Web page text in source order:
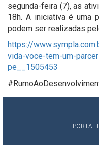
segunda-feira (7), as
18h. A iniciativa é uma
podem ser realizadas
https://
vida-voce-tem-um-
pe__1505453
PORTAL